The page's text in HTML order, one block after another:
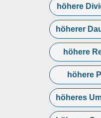
höhere
höherer
höhere
höhere
höheres